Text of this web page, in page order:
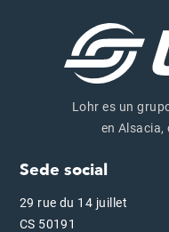
Lohr es un
en Alsacia,
Sede social
29 rue du 14 juillet
CS 50191